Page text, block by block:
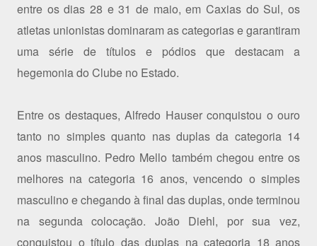
entre os dias 28 e 31 de maio, em Caxias do Sul, os
atletas unionistas dominaram as categorias e garantiram
uma série de títulos e pódios que destacam a
hegemonia do Clube no Estado.
Entre os destaques, Alfredo Hauser conquistou o ouro
tanto no simples quanto nas duplas da categoria 14
anos masculino. Pedro Mello também chegou entre os
melhores na categoria 16 anos, vencendo o simples
masculino e chegando à final das duplas, onde terminou
na segunda colocação. João Diehl, por sua vez,
conquistou o título das duplas na categoria 18 anos